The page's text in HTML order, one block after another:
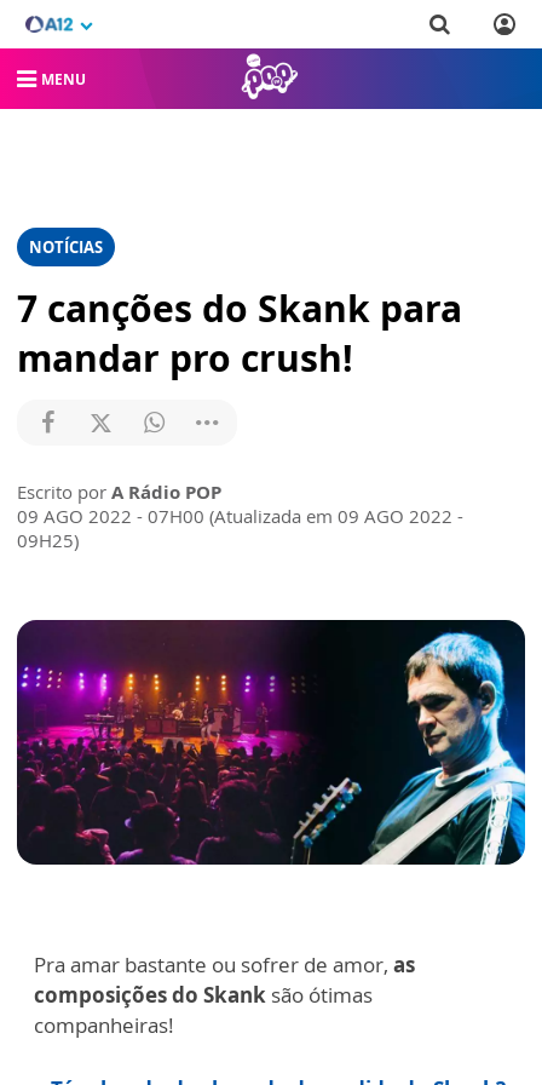
MENU
NOTÍCIAS
7 canções do Skank para
mandar pro crush!
Escrito por A Rádio POP
09 AGO 2022 - 07H00 (Atualizada em 09 AGO 2022 -
09H25)
Pra amar bastante ou sofrer de amor, as
composições do Skank são ótimas
companheiras!